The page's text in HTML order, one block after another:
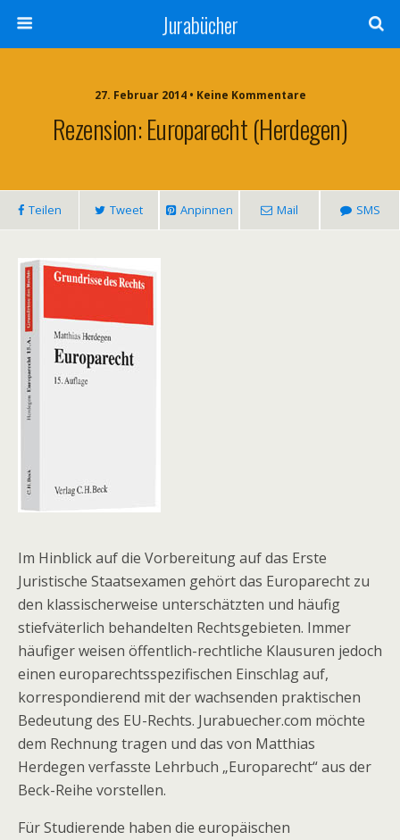
Jurabücher
27. Februar 2014 • Keine Kommentare
Rezension: Europarecht (Herdegen)
Teilen Tweet Anpinnen Mail SMS
Im Hinblick auf die Vorbereitung auf das Erste
Juristische Staatsexamen gehört das Europarecht zu
den klassischerweise unterschätzten und häufig
stiefväterlich behandelten Rechtsgebieten. Immer
häufiger weisen öffentlich-rechtliche Klausuren jedoch
einen europarechtsspezifischen Einschlag auf,
korrespondierend mit der wachsenden praktischen
Bedeutung des EU-Rechts. Jurabuecher.com möchte
dem Rechnung tragen und das von Matthias
Herdegen verfasste Lehrbuch „Europarecht“ aus der
Beck-Reihe vorstellen.
Für Studierende haben die europäischen